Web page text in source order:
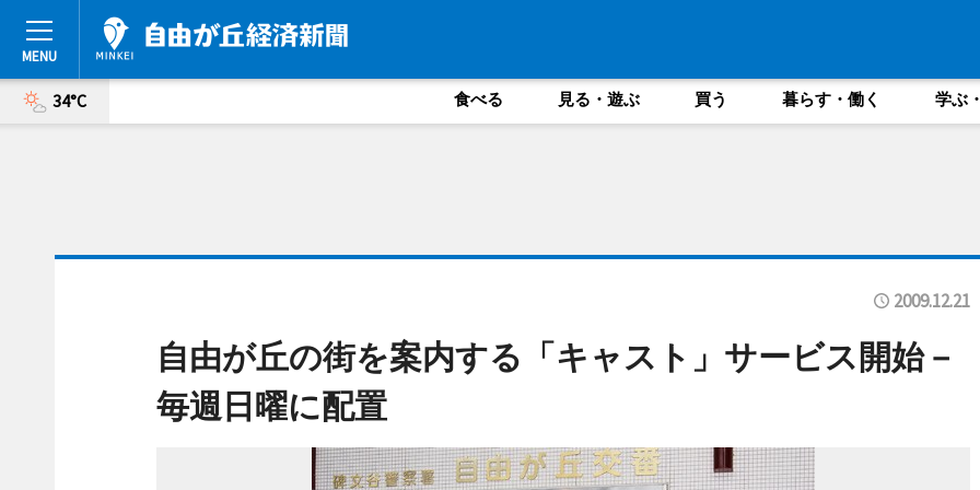
34°C 食べる 見る・遊ぶ 買う 暮らす・働く 学ぶ
2009.12.21
自由が丘の街を案内する「キャスト」サービス開始－
毎週日曜に配置